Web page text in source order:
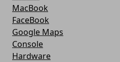
MacBook
FaceBook
Google Maps
Console
Hardware